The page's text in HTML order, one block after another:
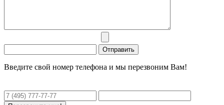
Введите свой номер телефона и мы перезвоним Вам!